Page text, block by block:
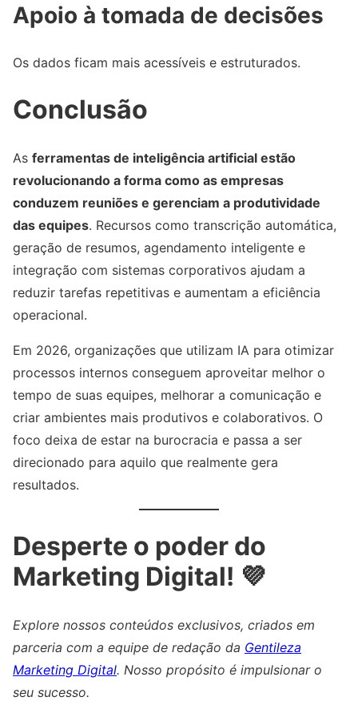
Apoio à tomada de decisões
Os dados ficam mais acessíveis e estruturados.
Conclusão
As ferramentas de inteligência artificial estão
revolucionando a forma como as empresas
conduzem reuniões e gerenciam a produtividade
das equipes. Recursos como transcrição automática,
geração de resumos, agendamento inteligente e
integração com sistemas corporativos ajudam a
reduzir tarefas repetitivas e aumentam a eficiência
operacional.
Em 2026, organizações que utilizam IA para otimizar
processos internos conseguem aproveitar melhor o
tempo de suas equipes, melhorar a comunicação e
criar ambientes mais produtivos e colaborativos. O
foco deixa de estar na burocracia e passa a ser
direcionado para aquilo que realmente gera
resultados.
Desperte o poder do
Marketing Digital! 💜
Explore nossos conteúdos exclusivos, criados em
parceria com a equipe de redação da Gentileza
Marketing Digital. Nosso propósito é impulsionar o
seu sucesso.